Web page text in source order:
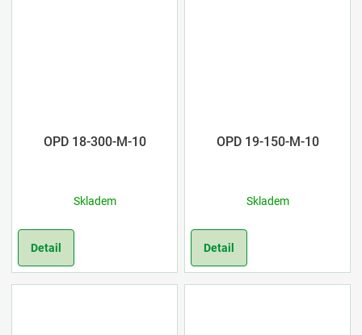
OPD 18-300-M-10
Skladem
Detail
OPD 19-150-M-10
Skladem
Detail